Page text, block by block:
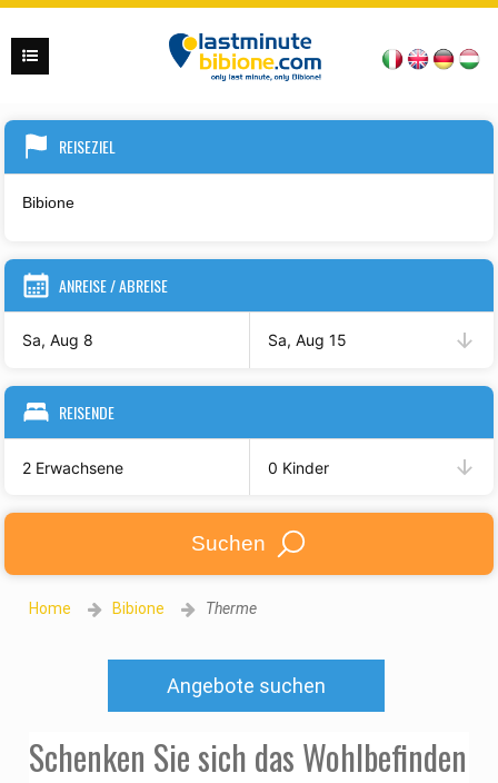
REISEZIEL
ANREISE / ABREISE
Sa, Aug 8 Sa, Aug 15
REISENDE
2 Erwachsene 0 Kinder
Suchen
Home Bibione Therme
Angebote suchen
Schenken Sie sich das Wohlbefinden